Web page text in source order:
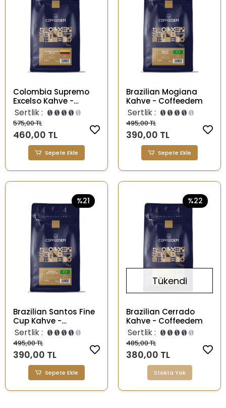
Colombia Supremo
Excelso Kahve -
Coffeedem
Sertlik :
575,00 TL
460,00 TL
Sepete Ekle
Brazilian Mogiana
Kahve - Coffeedem
Sertlik :
495,00 TL
390,00 TL
Sepete Ekle
%21
Brazilian Santos Fine
Cup Kahve -
Coffeedem
Sertlik :
495,00 TL
390,00 TL
Sepete Ekle
%22
Tükendi
Brazilian Cerrado
Kahve - Coffeedem
Sertlik :
485,00 TL
380,00 TL
Stokta Yok